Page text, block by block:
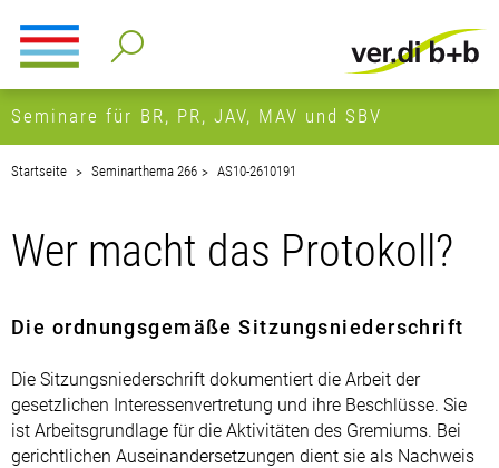
Seminare für BR, PR, JAV, MAV und SBV
Startseite Seminarthema 266 AS10-2610191
Wer macht das Protokoll?
Die ordnungsgemäße Sitzungsniederschrift
Die Sitzungsniederschrift dokumentiert die Arbeit der
gesetzlichen Interessenvertretung und ihre Beschlüsse. Sie
ist Arbeitsgrundlage für die Aktivitäten des Gremiums. Bei
gerichtlichen Auseinandersetzungen dient sie als Nachweis